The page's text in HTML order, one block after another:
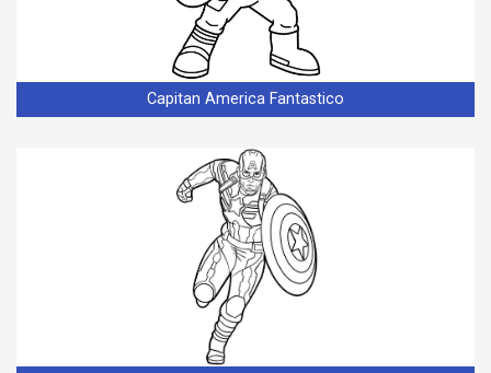
Capitan America Fantastico